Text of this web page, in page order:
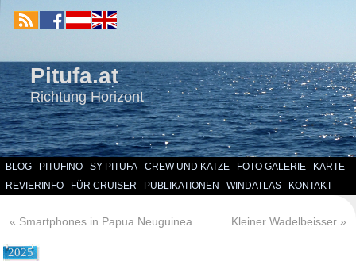
Pitufa.at
Richtung Horizont
BLOG PITUFINO SY PITUFA CREW UND KATZE FOTO GALERIE
KARTE
REVIERINFO
FÜR CRUISER PUBLIKATIONEN WINDATLAS KONTAKT
« Smartphones in Papua Neuguinea Kleiner Wadelbeisser »
2025